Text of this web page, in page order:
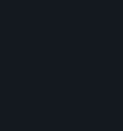
的名称